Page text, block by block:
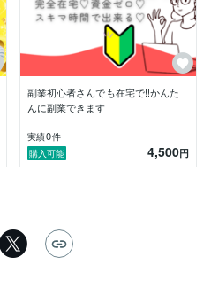
副業初心者さんでも在宅で!!かんた
んに副業できます
実績0件
購入可能
4,500円